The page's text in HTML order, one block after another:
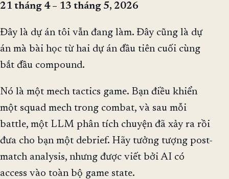
21 tháng 4 – 13 tháng 5, 2026
Đây là dự án tôi vẫn đang làm. Đây cũng là dự
án mà bài học từ hai dự án đầu tiên cuối cùng
bắt đầu compound.
Nó là một mech tactics game. Bạn điều khiển
một squad mech trong combat, và sau mỗi
battle, một LLM phân tích chuyện đã xảy ra rồi
đưa cho bạn một debrief. Hãy tưởng tượng post-
match analysis, nhưng được viết bởi AI có
access vào toàn bộ game state.